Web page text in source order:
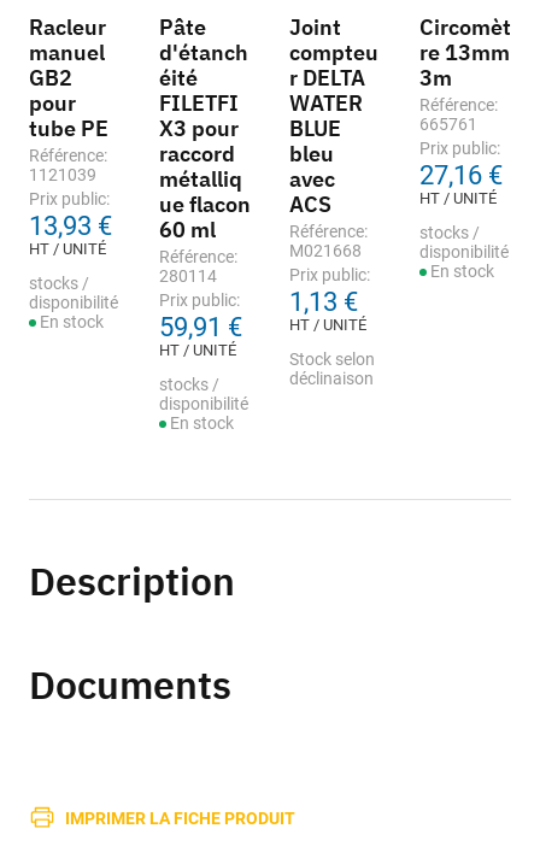
Racleur
manuel
GB2
pour
tube PE
Référence:
1121039
Prix public:
13,93 €
HT / UNITÉ
stocks /
disponibilité
En stock
Pâte
d'étanch
éité
FILETFI
X3 pour
raccord
métalliq
ue flacon
60 ml
Référence:
280114
Prix public:
59,91 €
HT / UNITÉ
stocks /
disponibilité
En stock
Joint
compteu
r DELTA
WATER
BLUE
bleu
avec
ACS
Référence:
M021668
Prix public:
1,13 €
HT / UNITÉ
Stock selon
déclinaison
Circomèt
re 13mm
3m
Référence:
665761
Prix public:
27,16 €
HT / UNITÉ
stocks /
disponibilité
En stock
Description
Documents
IMPRIMER LA FICHE PRODUIT